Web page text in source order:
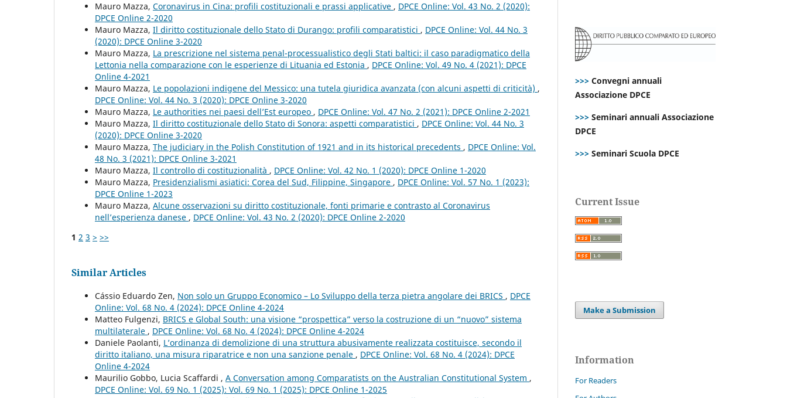
Mauro Mazza, Coronavirus in Cina: profili costituzionali e prassi applicative , DPCE Online: Vol. 43 No. 2 (2020):
DPCE Online 2-2020
Mauro Mazza, Il diritto costituzionale dello Stato di Durango: profili comparatistici , DPCE Online: Vol. 44 No. 3
(2020): DPCE Online 3-2020
Mauro Mazza, La prescrizione nel sistema penal-processualistico degli Stati baltici: il caso paradigmatico della
Lettonia nella comparazione con le esperienze di Lituania ed Estonia , DPCE Online: Vol. 49 No. 4 (2021): DPCE
Online 4-2021
Mauro Mazza, Le popolazioni indigene del Messico: una tutela giuridica avanzata (con alcuni aspetti di criticità) ,
DPCE Online: Vol. 44 No. 3 (2020): DPCE Online 3-2020
Mauro Mazza, Le authorities nei paesi dell’Est europeo , DPCE Online: Vol. 47 No. 2 (2021): DPCE Online 2-2021
Mauro Mazza, Il diritto costituzionale dello Stato di Sonora: aspetti comparatistici , DPCE Online: Vol. 44 No. 3
(2020): DPCE Online 3-2020
Mauro Mazza, The judiciary in the Polish Constitution of 1921 and in its historical precedents , DPCE Online: Vol.
48 No. 3 (2021): DPCE Online 3-2021
Mauro Mazza, Il controllo di costituzionalità , DPCE Online: Vol. 42 No. 1 (2020): DPCE Online 1-2020
Mauro Mazza, Presidenzialismi asiatici: Corea del Sud, Filippine, Singapore , DPCE Online: Vol. 57 No. 1 (2023):
DPCE Online 1-2023
Mauro Mazza, Alcune osservazioni su diritto costituzionale, fonti primarie e contrasto al Coronavirus
nell’esperienza danese , DPCE Online: Vol. 43 No. 2 (2020): DPCE Online 2-2020
1 2 3 > >>
Similar Articles
Cássio Eduardo Zen, Non solo un Gruppo Economico – Lo Sviluppo della terza pietra angolare dei BRICS , DPCE
Online: Vol. 68 No. 4 (2024): DPCE Online 4-2024
Matteo Fulgenzi, BRICS e Global South: una visione “prospettica” verso la costruzione di un “nuovo” sistema
multilaterale , DPCE Online: Vol. 68 No. 4 (2024): DPCE Online 4-2024
Daniele Paolanti, L’ordinanza di demolizione di una struttura abusivamente realizzata costituisce, secondo il
diritto italiano, una misura riparatrice e non una sanzione penale , DPCE Online: Vol. 68 No. 4 (2024): DPCE
Online 4-2024
Maurilio Gobbo, Lucia Scaffardi , A Conversation among Comparatists on the Australian Constitutional System ,
DPCE Online: Vol. 69 No. 1 (2025): Vol. 69 No. 1 (2025): DPCE Online 1-2025
>>> Convegni annuali
Associazione DPCE
>>> Seminari annuali Associazione
DPCE
>>> Seminari Scuola DPCE
Current Issue
Make a Submission
Information
For Readers